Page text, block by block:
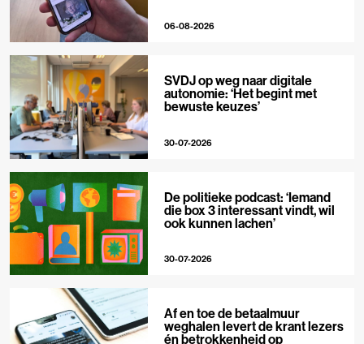
06-08-2026
SVDJ op weg naar digitale
autonomie: ‘Het begint met
bewuste keuzes’
30-07-2026
De politieke podcast: ‘Iemand
die box 3 interessant vindt, wil
ook kunnen lachen’
30-07-2026
Af en toe de betaalmuur
weghalen levert de krant lezers
én betrokkenheid op